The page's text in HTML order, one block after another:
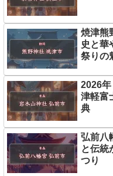
焼津熊
史と華
祭りの
2026
津軽富
典
弘前八
と伝統
つり